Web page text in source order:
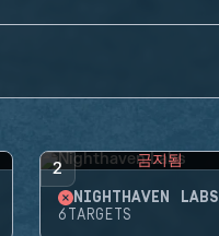
2 금지됨
NIGHTHAVEN LABS
6TARGETS